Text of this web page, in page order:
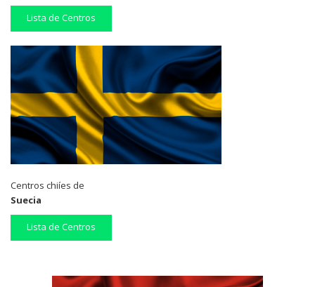
Lista de Centros
Centros chiíes de
Suecia
Lista de Centros